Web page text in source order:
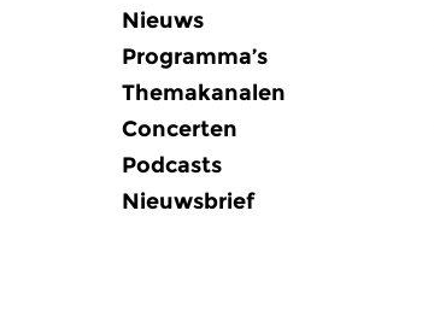
Nieuws
Programma’s
Themakanalen
Concerten
Podcasts
Nieuwsbrief